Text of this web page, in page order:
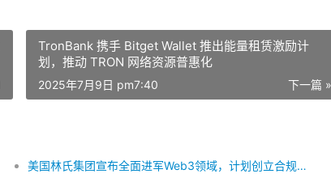
TronBank 携手 Bitget Wallet 推出能量租赁激励计
划，推动 TRON 网络资源普惠化
下一篇 »
2025年7月9日 pm7:40
美国林氏集团宣布全面进军Web3领域，计划创立合规区块链交易所